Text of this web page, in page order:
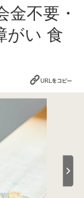
金不要・
がい 食